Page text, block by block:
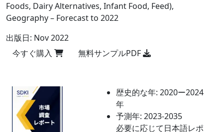
Foods, Dairy Alternatives, Infant Food, Feed),
Geography – Forecast to 2022
出版日: Nov 2022
今すぐ購入
無料サンプルPDF
歴史的な年: 2020ー2024
年
予測年: 2023-2035
必要に応じて日本語レポ